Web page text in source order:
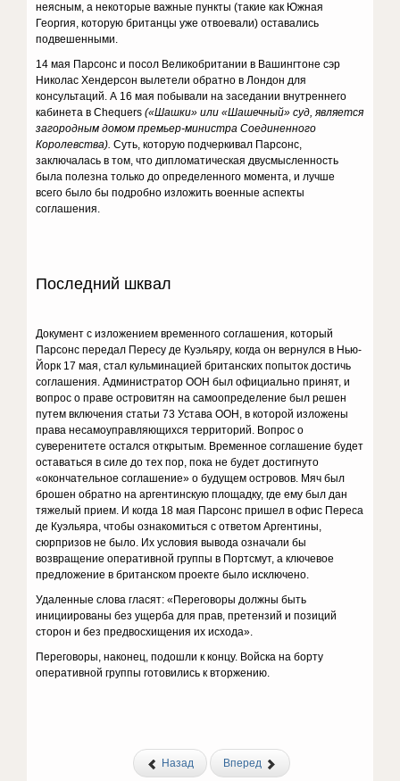
неясным, а некоторые важные пункты (такие как Южная
Георгия, которую британцы уже отвоевали) оставались
подвешенными.
14 мая Парсонс и посол Великобритании в Вашингтоне сэр
Николас Хендерсон вылетели обратно в Лондон для
консультаций. А 16 мая побывали на заседании внутреннего
кабинета в Chequers(«Шашки» или «Шашечный» суд, является
загородным домом премьер-министра Соединенного
Королевства). Суть, которую подчеркивал Парсонс,
заключалась в том, что дипломатическая двусмысленность
была полезна только до определенного момента, и лучше
всего было бы подробно изложить военные аспекты
соглашения.
Последний шквал
Документ с изложением временного соглашения, который
Парсонс передал Пересу де Куэльяру, когда он вернулся в Нью-
Йорк 17 мая, стал кульминацией британских попыток достичь
соглашения. Администратор ООН был официально принят, и
вопрос о праве островитян на самоопределение был решен
путем включения статьи 73 Устава ООН, в которой изложены
права несамоуправляющихся территорий. Вопрос о
суверенитете остался открытым. Временное соглашение будет
оставаться в силе до тех пор, пока не будет достигнуто
«окончательное соглашение» о будущем островов. Мяч был
брошен обратно на аргентинскую площадку, где ему был дан
тяжелый прием. И когда 18 мая Парсонс пришел в офис Переса
де Куэльяра, чтобы ознакомиться с ответом Аргентины,
сюрпризов не было. Их условия вывода означали бы
возвращение оперативной группы в Портсмут, а ключевое
предложение в британском проекте было исключено.
Удаленные слова гласят: «Переговоры должны быть
инициированы без ущерба для прав, претензий и позиций
сторон и без предвосхищения их исхода».
Переговоры, наконец, подошли к концу. Войска на борту
оперативной группы готовились к вторжению.
Назад Вперед